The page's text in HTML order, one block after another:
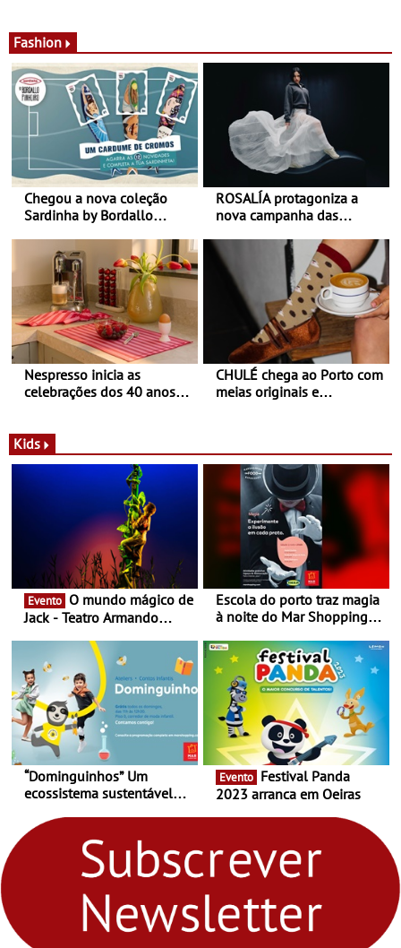
Fashion
Chegou a nova coleção
Sardinha by Bordallo
ROSALÍA protagoniza a
nova campanha das
Balance
Nespresso inicia as
celebrações dos 40 anos
Novas - Edição limitada
Nespresso x Torres Novas
CHULÉ chega ao Porto com
meias originais e
Shopping
Kids
Evento
Jack - Teatro Armando
Escola do porto traz magia
à noite do Mar Shopping
29 de abril, às 21h00
“Dominguinhos” Um
ecossistema sustentável
fores - Atelier de Educação
Ambiental nos
“Dominguinhos” de 23 de
Evento
2023 arranca em Oeiras